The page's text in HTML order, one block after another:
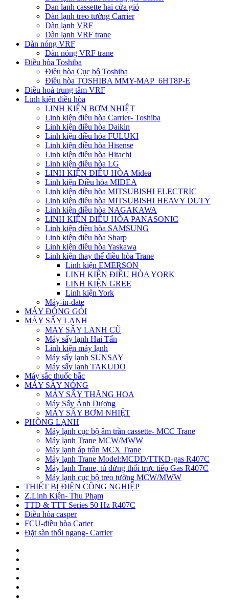
Dan lanh cassette hai cửa gió
Dàn lạnh treo tường Carrier
Dàn lạnh VRF
Dàn lạnh VRF trane
Dàn nóng VRF
Dàn nóng VRF trane
Điều hòa Toshiba
Điều hòa Cục bộ Toshiba
Điều hòa TOSHIBA MMY-MAP_6HT8P-E
Điều hoà trung tâm VRF
Linh kiện điều hòa
LINH KIỆN BƠM NHIỆT
Linh kiện điều hòa Carrier- Toshiba
Linh kiện điều hòa Daikin
Linh kiện điều hòa FULUKI
Linh kiện điều hòa Hisense
Linh kiện điều hòa Hitachi
Linh kiện điều hòa LG
LINH KIỆN ĐIỀU HÒA Midea
Linh kiện Điều hòa MIDEA
Linh kiện điều hòa MITSUBISHI ELECTRIC
Linh kiện điều hòa MITSUBISHI HEAVY DUTY
Linh kiện điều hòa NAGAKAWA
LINH KIỆN ĐIỀU HÒA PANASONIC
Linh kiện điều hòa SAMSUNG
Linh kiện điều hòa Sharp
Linh kiện điều hòa Yaskawa
Linh kiện thay thế điều hòa Trane
Linh kiện EMERSON
LINH KIỆN ĐIỀU HÒA YORK
LINH KIỆN GREE
Linh kiện York
Máy-in-date
MÁY ĐÓNG GÓI
MÁY SẤY LẠNH
MAY SÂY LANH CŨ
Máy sấy lạnh Hai Tấn
Linh kiện máy lạnh
Máy sấy lạnh SUNSAY
Máy sấy lanh TAKUDO
Máy sắc thuốc bắc
MÁY SẤY NÓNG
MÁY SẤY THĂNG HOA
Máy Sấy Ánh Dương
MÁY SẤY BƠM NHIỆT
PHÒNG LẠNH
Máy lạnh cục bộ âm trần cassette- MCC Trane
Máy lạnh Trane MCW/MWW
Máy lạnh áp trần MCX Trane
Máy lạnh Trane Model:MCDD/TTKD-gas R407C
Máy lạnh Trane, tủ đứng thổi trực tiếp Gas R407C
Máy lạnh cục bộ treo tường MCW/MWW
THIẾT BỊ ĐIỆN CÔNG NGHIỆP
Z.Linh Kiện- Thu Phạm
TTD & TTT Series 50 Hz R407C
Điều hòa casper
FCU-điều hòa Carier
Đặt sàn thổi ngang- Carrier